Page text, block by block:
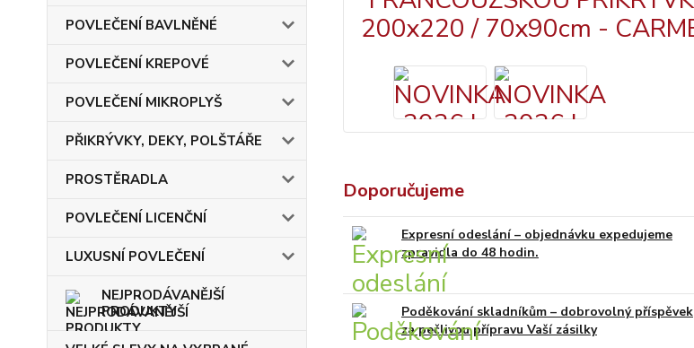
POVLEČENÍ BAVLNĚNÉ
POVLEČENÍ KREPOVÉ
POVLEČENÍ MIKROPLYŠ
PŘIKRÝVKY, DEKY, POLŠTÁŘE
PROSTĚRADLA
POVLEČENÍ LICENČNÍ
LUXUSNÍ POVLEČENÍ
NEJPRODÁVANĚJŠÍ
PRODUKTY
Doporučujeme
Expresní odeslání – objednávku expedujeme
zpravidla do 48 hodin.
Poděkování skladníkům – dobrovolný příspěvek
za pečlivou přípravu Vaší zásilky